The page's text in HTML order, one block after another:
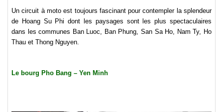
Un circuit à moto est toujours fascinant pour contempler la splendeur
de Hoang Su Phi dont les paysages sont les plus spectaculaires
dans les communes Ban Luoc, Ban Phung, San Sa Ho, Nam Ty, Ho
Thau et Thong Nguyen.
Le bourg Pho Bang – Yen Minh